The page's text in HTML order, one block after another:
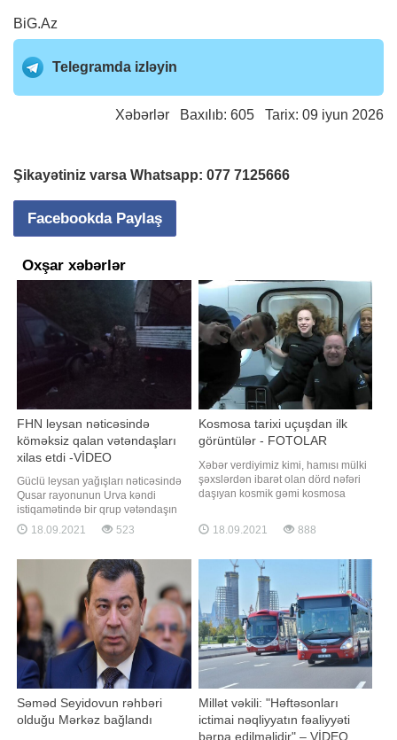
BiG.Az
Telegramda izləyin
Xəbərlər Baxılıb: 605 Tarix: 09 iyun 2026
Şikayətiniz varsa Whatsapp: 077 7125666
Facebookda Paylaş
Oxşar xəbərlər
FHN leysan nəticəsində
köməksiz qalan vətəndaşları
xilas etdi -VİDEO
Güclü leysan yağışları nəticəsində
Qusar rayonunun Urva kəndi
istiqamətində bir qrup vətəndaşın
köməksiz vəziyyətdə qalması
barədə Fövqəladə Hallar
xəttinə məlumat daxil olub. -ın
Fövqəladə Hallar Nazirliyinin (FHN)
saytına istinadən verdiyi xəbərinə
görə
18.09.2021 523
Kosmosa tarixi uçuşdan ilk
görüntülər - FOTOLAR
Xəbər verdiyimiz kimi, hamısı mülki
şəxslərdən ibarət olan dörd nəfəri
daşıyan kosmik gəmi kosmosa
ki, "SpaceX" kosmos turistlərinin ilk
görüntülərini yayımlayıb. Həmin
18.09.2021 888
Səməd Seyidovun rəhbəri
olduğu Mərkəz bağlandı
Millət vəkili: "Həftəsonları
ictimai nəqliyyatın fəaliyyəti
bərpa edilməlidir" – VİDEO